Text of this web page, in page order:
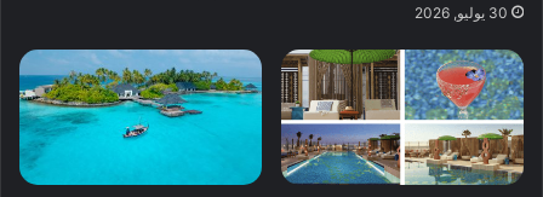
30 يوليو, 2026